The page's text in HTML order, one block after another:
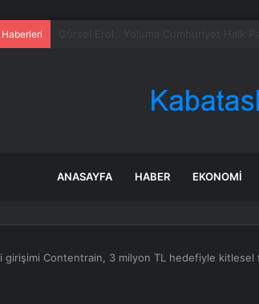
ANASAYFA HABER EKONOMI
girişimi Contentrain, 3 milyon TL hedefiyle kitlesel